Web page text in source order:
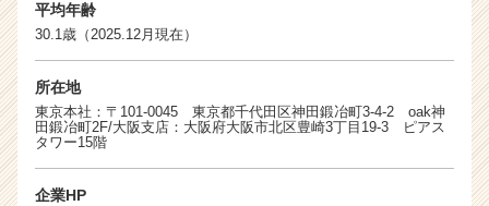
e
e
平均年齢
30.1歳（2025.12月現在）
所在地
東京本社：〒101-0045 東京都千代田区神田鍛冶町3-4-2 oak神
田鍛冶町2F/大阪支店：大阪府大阪市北区豊崎3丁目19-3 ピアス
タワー15階
企業HP